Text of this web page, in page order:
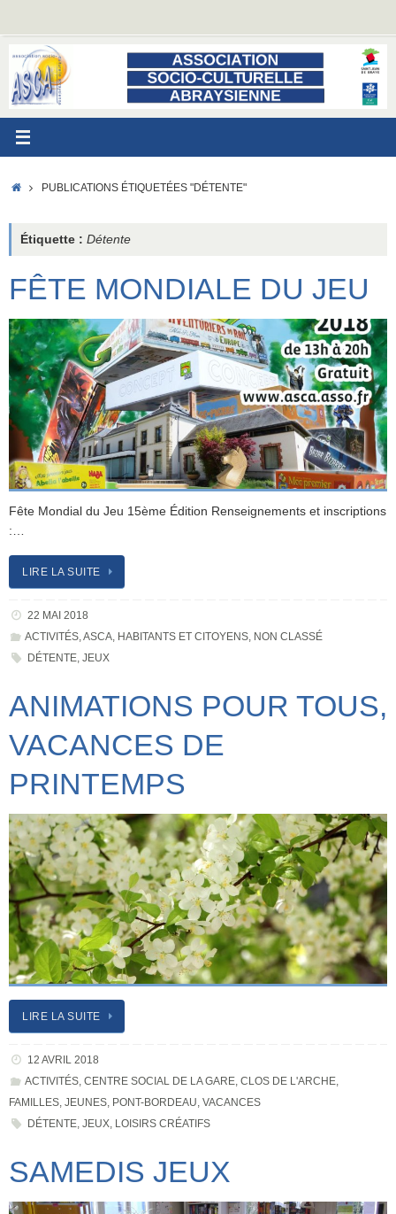
contenu
ACCUEIL
PUBLICATIONS ÉTIQUETÉES "DÉTENTE"
Étiquette : Détente
FÊTE MONDIALE DU JEU
Fête Mondial du Jeu 15ème Édition Renseignements et inscriptions
:…
LIRE LA SUITE
22 MAI 2018
ACTIVITÉS,ASCA, HABITANTS ET CITOYENS, NON CLASSÉ
DÉTENTE, JEUX
ANIMATIONS POUR TOUS,
VACANCES DE
PRINTEMPS
LIRE LA SUITE
12 AVRIL 2018
ACTIVITÉS, CENTRE SOCIAL DE LA GARE, CLOS DE L'ARCHE,
FAMILLES, JEUNES, PONT-BORDEAU, VACANCES
DÉTENTE, JEUX, LOISIRS CRÉATIFS
SAMEDIS JEUX